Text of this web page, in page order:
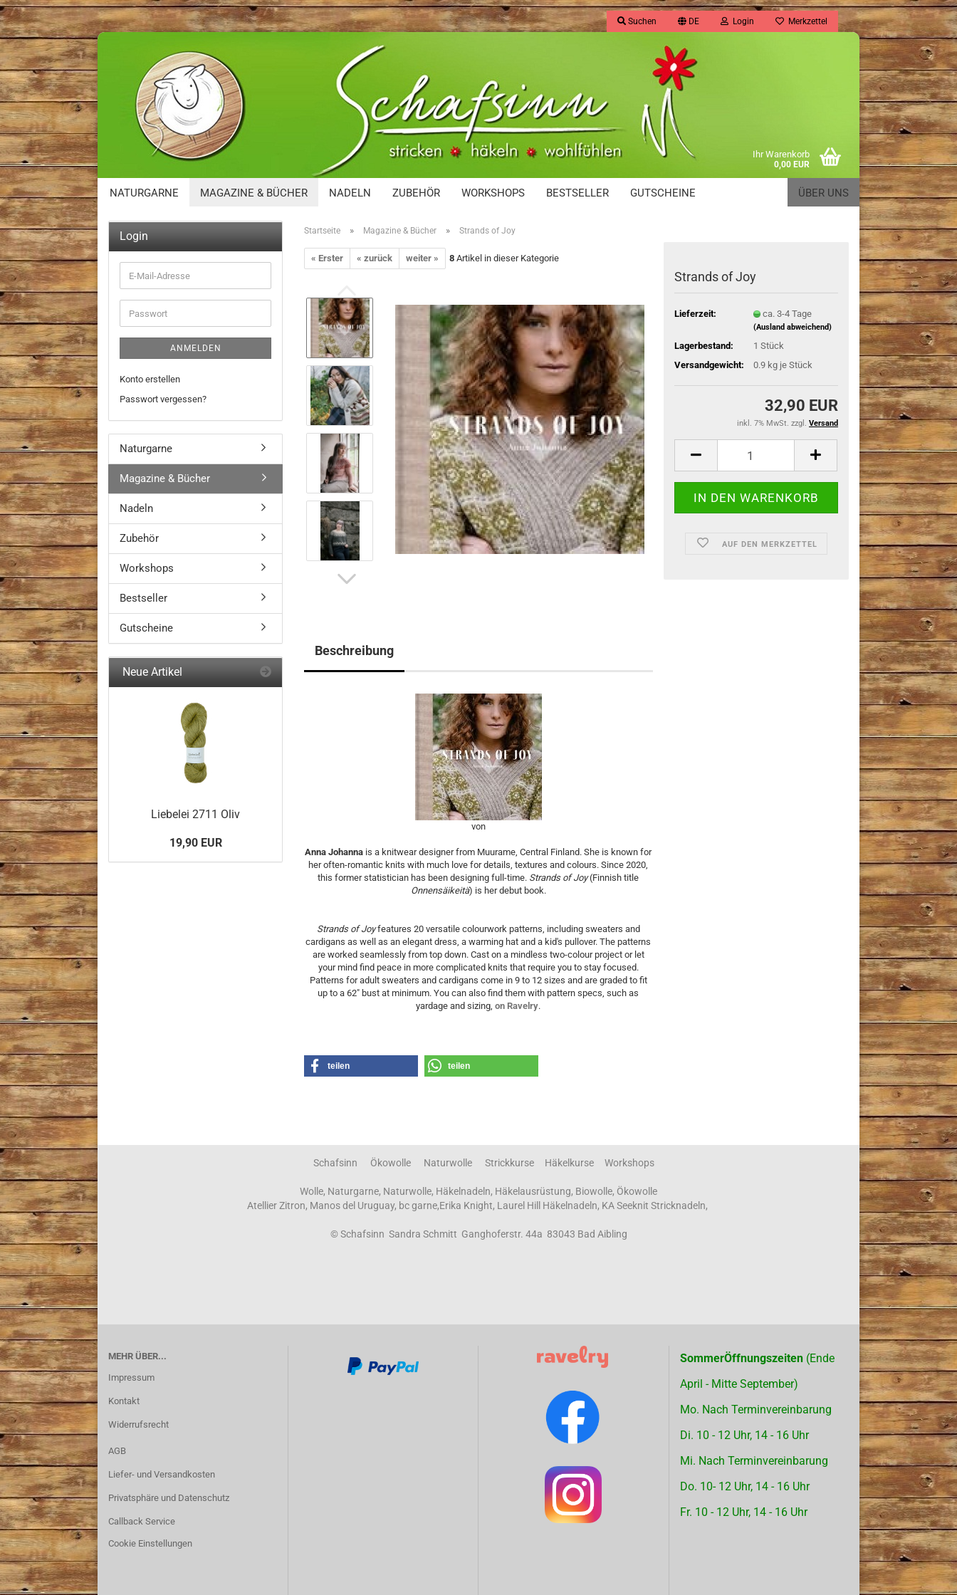
Suchen DE Login Merkzettel
Ihr Warenkorb
0,00 EUR
NATURGARNE MAGAZINE & BÜCHER NADELN ZUBEHÖR WORKSHOPS BESTSELLER GUTSCHEINE ÜBER UNS
Startseite » Magazine & Bücher » Strands of Joy
« Erster « zurück weiter » 8 Artikel in dieser Kategorie
Strands of Joy
Lieferzeit: ca. 3-4 Tage
(Ausland abweichend)
Lagerbestand: 1 Stück
Versandgewicht:
0.9kg je Stück
32,90 EUR
inkl. 7% MwSt. zzgl. Versand
AUF DEN MERKZETTEL
Beschreibung
von
Anna Johanna is a knitwear designer from Muurame, Central Finland. She is known for
her often-romantic knits with much love for details, textures and colours. Since 2020,
this former statistician has been designing full-time. Strands of Joy(Finnish title
Onnensäikeitä) is her debut book.
Strands of Joyfeatures 20 versatile colourwork patterns, including sweaters and
cardigans as well as an elegant dress, a warming hat and a kid's pullover. The patterns
are worked seamlessly from top down. Cast on a mindless two-colour project or let
your mind find peace in more complicated knits that require you to stay focused.
Patterns for adult sweaters and cardigans come in 9 to 12 sizes and are graded to fit
up to a 62" bust at minimum. You can also find them with pattern specs, such as
yardage and sizing,on Ravelry.
teilen teilen
Login
E-
Mail-
Adresse
Passwort
ANMELDEN
Konto erstellen
Passwort vergessen?
Naturgarne
Magazine & Bücher
Nadeln
Zubehör
Workshops
Bestseller
Gutscheine
Neue Artikel
Liebelei 2711 Oliv
19,90 EUR
Schafsinn Ökowolle Naturwolle Strickkurse Häkelkurse Workshops
Wolle, Naturgarne, Naturwolle, Häkelnadeln, Häkelausrüstung, Biowolle, Ökowolle
Atellier Zitron, Manos del Uruguay, bc garne,Erika Knight, Laurel Hill Häkelnadeln, KA Seeknit Stricknadeln,
© Schafsinn Sandra Schmitt Ganghoferstr. 44a 83043 Bad Aibling
MEHR ÜBER...
Impressum
Kontakt
Widerrufsrecht
AGB
Liefer- und Versandkosten
Privatsphäre und Datenschutz
Callback Service
Cookie Einstellungen
SommerÖffnungszeiten(Ende
April - Mitte September)
Mo. Nach Terminvereinbarung
Di. 10 - 12 Uhr, 14 - 16 Uhr
Mi. Nach Terminvereinbarung
Do. 10- 12 Uhr, 14 - 16 Uhr
Fr. 10 - 12 Uhr, 14 - 16 Uhr